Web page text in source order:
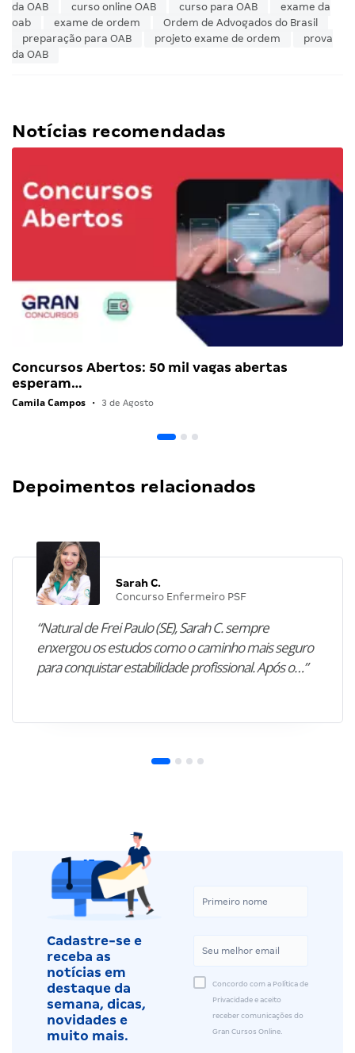
da OAB curso online OAB curso para OAB
exame da
oab
exame de ordem
Ordem de Advogados do Brasil
preparação para OAB
projeto exame de ordem
prova
da OAB
Notícias recomendadas
Concursos Abertos: 50 mil vagas abertas
esperam…
Camila Campos • 3 de Agosto
Depoimentos relacionados
Sarah C.
Concurso Enfermeiro PSF
“Natural de Frei Paulo (SE), Sarah C. sempre
enxergou os estudos como o caminho mais seguro
para conquistar estabilidade profissional. Após o…”
Cadastre-se e
receba as
notícias em
destaque da
semana, dicas,
novidades e
muito mais.
Concordo com a Política de
Privacidade e aceito
receber comunicações do
Gran Cursos Online.